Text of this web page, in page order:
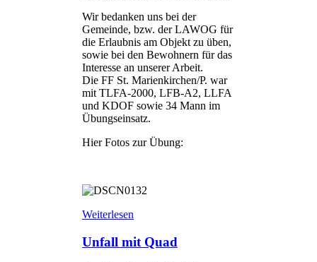
Wir bedanken uns bei der
Gemeinde, bzw. der LAWOG für
die Erlaubnis am Objekt zu üben,
sowie bei den Bewohnern für das
Interesse an unserer Arbeit.
Die FF St. Marienkirchen/P. war
mit TLFA-2000, LFB-A2, LLFA
und KDOF sowie 34 Mann im
Übungseinsatz.
Hier Fotos zur Übung:
Weiterlesen
Unfall mit Quad